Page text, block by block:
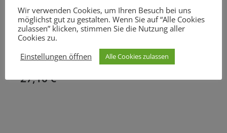
Das könnte Ihnen auch gefallen
Meguiar´s
Meguiars | Hybrid Ceramic Wax | 768ml
27,10€
Wir verwenden Cookies, um Ihren Besuch bei uns
möglichst gut zu gestalten. Wenn Sie auf “Alle Cookies
zulassen” klicken, stimmen Sie die Nutzung aller
Cookies zu.
Einstellungen öffnen
Alle Cookies zulassen